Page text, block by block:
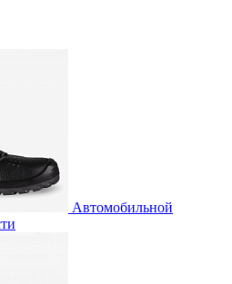
Автомобильной